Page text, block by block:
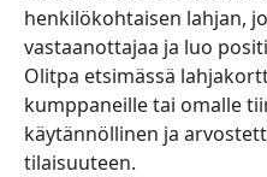
henkilökohtaisen lahjan,
vastaanottajaa ja luo
Olitpa etsimässä
kumppaneille tai omalle
käytännöllinen ja
tilaisuuteen.